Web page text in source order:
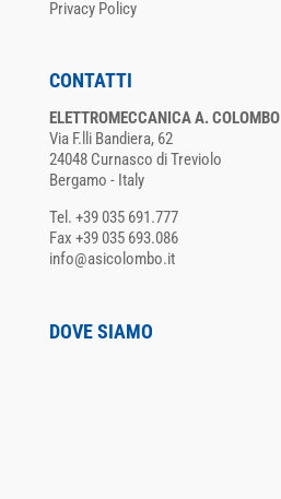
Privacy Policy
CONTATTI
ELETTROMECCANICA A. COLOMBO
Via F.lli Bandiera, 62
24048 Curnasco di Treviolo
Bergamo - Italy
Tel. +39 035 691.777
Fax +39 035 693.086
info@asicolombo.it
DOVE SIAMO